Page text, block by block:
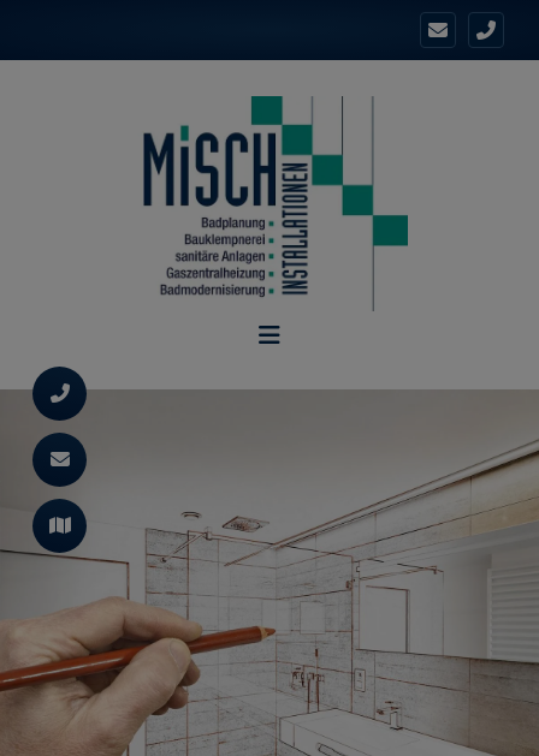
schließen
schließen
und schließen